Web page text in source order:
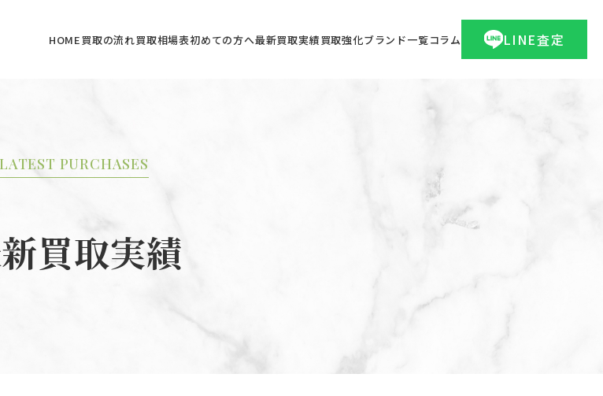
HOME買取の流れ買取相場表初めての方へ最新買取実績買取強化ブランド一覧コラム LINE査定
LATEST PURCHASES
買取実績